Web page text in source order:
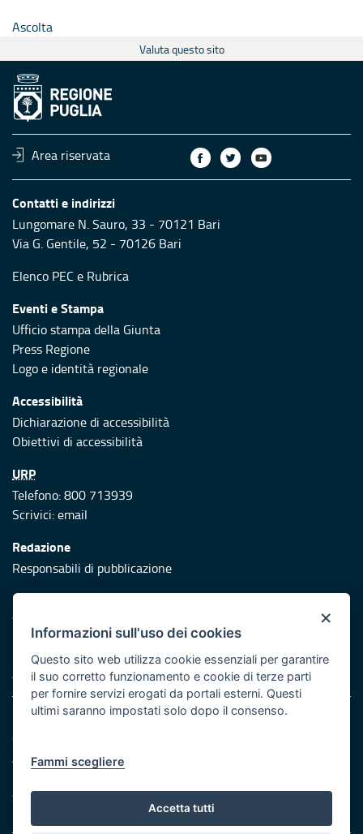
Ascolta
Valuta questo sito
Area riservata
Contatti e indirizzi
Lungomare N. Sauro, 33 - 70121 Bari
Via G. Gentile, 52 - 70126 Bari
Elenco PEC e Rubrica
Eventi e Stampa
Ufficio stampa della Giunta
Press Regione
Logo e identità regionale
Accessibilità
Dichiarazione di accessibilità
Obiettivi di accessibilità
URP
Telefono: 800 713939
Scrivici:email
Redazione
Responsabili di pubblicazione
Protezione civile
Vai al sito di Protezione Civile Puglia
Iniziativa finanziata con risorse del POR Puglia 2014/2020 -
Asse XI
Note legali
Cookie e privacy
Atti di notifica
Servizi Intranet
×
Informazioni sull'uso dei cookies
Questo sito web utilizza cookie essenziali per garantire
il suo corretto funzionamento e cookie di terze parti
per fornire servizi erogati da portali esterni. Questi
ultimi saranno impostati solo dopo il consenso.
Fammi scegliere
Accetta tutti